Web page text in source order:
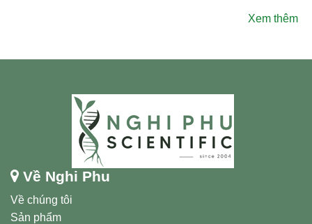
Xem thêm
Về Nghi Phu
Về chúng tôi
Sản phẩm